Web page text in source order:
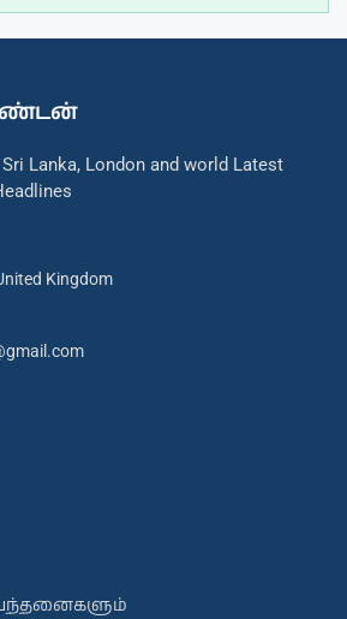
Lanka, London and world Latest
Kingdom